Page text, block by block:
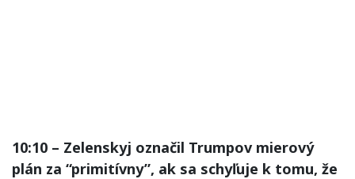
10:10 – Zelenskyj označil Trumpov mierový
plán za “primitívny”, ak sa schyľuje k tomu, že